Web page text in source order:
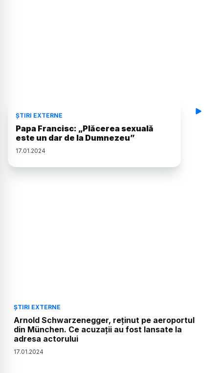
ȘTIRI EXTERNE
Papa Francisc: „Plăcerea sexuală
este un dar de la Dumnezeu”
17.01.2024
ȘTIRI EXTERNE
Arnold Schwarzenegger, reţinut pe aeroportul
din München. Ce acuzații au fost lansate la
adresa actorului
17.01.2024